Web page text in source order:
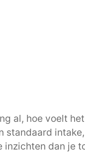
al, hoe voelt
standaard
dan je